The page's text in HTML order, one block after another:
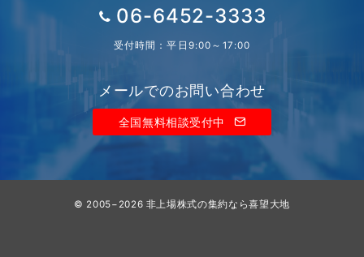
06-6452-3333
受付時間：平日9:00～17:00
メールでのお問い合わせ
全国無料相談受付中
© 2005−2026 非上場株式の集約なら喜望大地